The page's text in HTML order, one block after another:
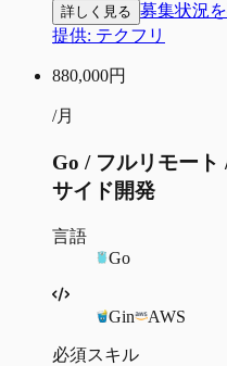
詳しく見る 募集状況
提供: テクフリ
880,000円
/月
Go / フルリモー
サイド開発
言語
Go
Gin AWS
必須スキル